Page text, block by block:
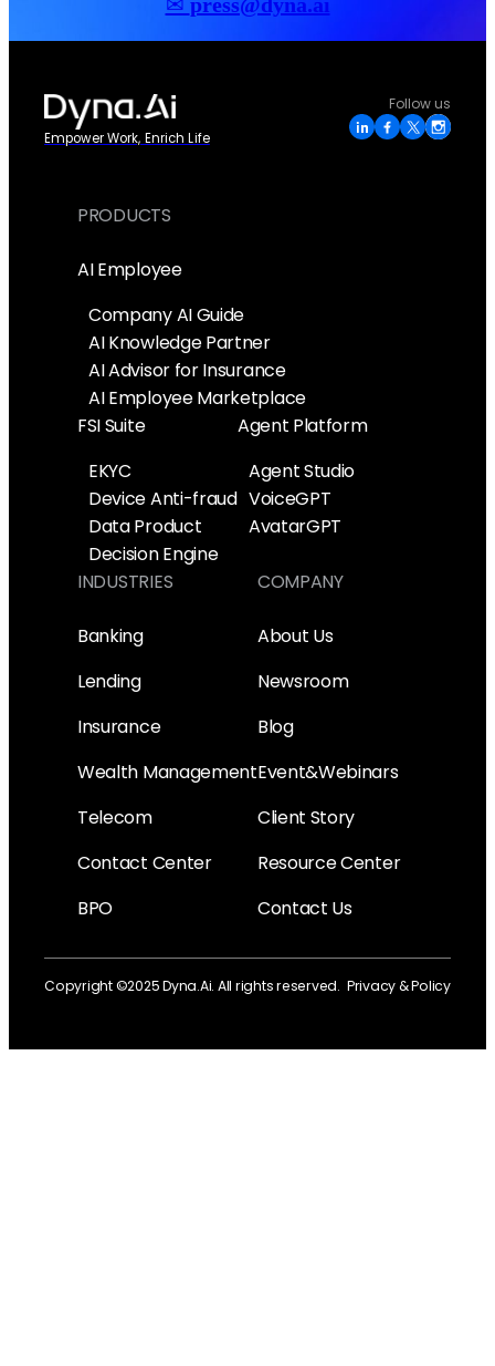
Empower Work, Enrich Life
Follow us
PRODUCTS
AI Employee
Company AI Guide
AI Knowledge Partner
AI Advisor for Insurance
AI Employee Marketplace
FSI Suite
EKYC
Device Anti-fraud
Data Product
Decision Engine
Agent Platform
Agent Studio
VoiceGPT
AvatarGPT
INDUSTRIES
Banking
Lending
Insurance
Wealth Management
Telecom
Contact Center
BPO
COMPANY
About Us
Newsroom
Blog
Event&Webinars
Client Story
Resource Center
Contact Us
Privacy & Policy
Copyright ©2025 Dyna.Ai. All rights reserved.